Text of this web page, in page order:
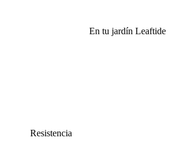
En tu jardín Leaftide
Resistencia